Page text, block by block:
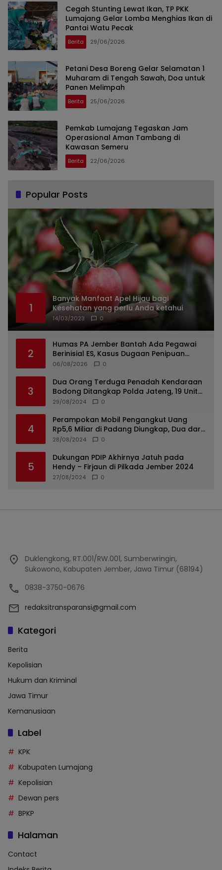
Cegah Stunting Lewat Ikan, TP PKK
Lumajang Gelar Lomba Menghias Ikan di
Pantai Watu Pecak
Berita 29/06/2026
Petani Desa Boreng Gelar Selamatan 1
Muharam di Tengah Sawah, Doa untuk
Panen Melimpah
Berita 25/06/2026
Pemkab Lumajang Tegaskan Jam
Operasional Aman Tambang di
Kawasan Semeru
Berita 22/06/2026
Popular Posts
1
Banyak Manfaat Apel Hijau bagi
Kesehatan yang perlu Anda ketahui
14/03/2023 0
2
Humas PA Jember Bantah Ada Pegawai
Berinisial ES, Kasus Dugaan Penipuan
Mencuat
06/08/2026 0
3
Dua Orang Terduga Penadah Kendaraan
Bodong Ditangkap Polda Jateng, 19 Unit
Roda Empat Diamankan
29/08/2024 0
4
Perampokan Mobil Pengangkut Uang
Rp5,6 Miliar di Padang Diungkap, Dua dari
Tiga Tersangka Merupakan Oknum Polisi
28/08/2024 0
5
Dukungan PDIP Akhirnya Jatuh pada
Hendy – Firjaun di Pilkada Jember 2024
27/08/2024 0
Duklengkong, RT.001/RW.001, Sumberwringin,
Sukowono, Kabupaten Jember, Jawa Timur (68194)
0838-3750-0676
redaksitransparansi@gmail.com
Kategori
Berita
Kepolisian
Hukum dan Kriminal
Jawa Timur
Kemanusiaan
Label
KPK
Kabupaten Lumajang
Kepolisian
Dewan pers
BPKP
Halaman
Contact